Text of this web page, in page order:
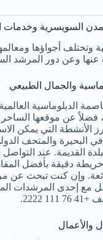
السويسرية وخدمات
وتختلف أجواؤها
عنها وعن دور المرشد
الدبلوماسية
فضلاً عن موقعها
الأنشطة التي يمكن
في البحيرة والمتحف
القديمة. عند
دقيقة بأفضل
وإن كنت تبحث عن
مع إحدى المرشدات
2222.